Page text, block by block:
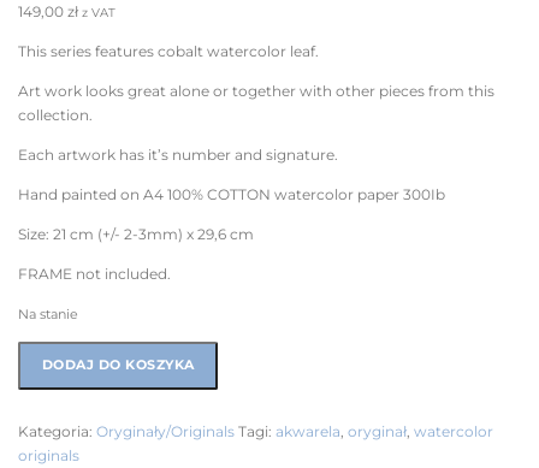
149,00 zł z VAT
This series features cobalt watercolor leaf.
Art work looks great alone or together with other pieces from this
collection.
Each artwork has it’s number and signature.
Hand painted on A4 100% COTTON watercolor paper 300Ib
Size: 21 cm (+/- 2-3mm) x 29,6 cm
FRAME not included.
Na stanie
DODAJ DO KOSZYKA
Kategoria: Oryginały/Originals Tagi: akwarela oryginał watercolor
originals